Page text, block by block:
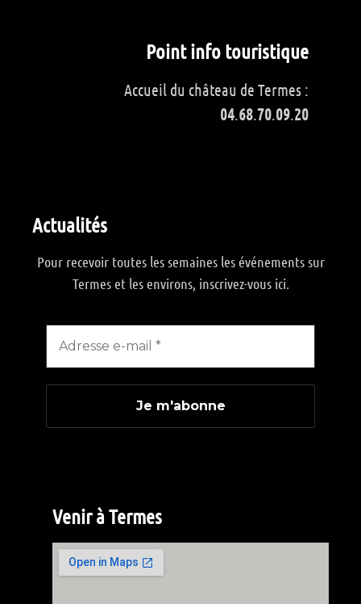
Point info touristique
Accueil du château de Termes :
04.68.70.09.20
Actualités
Pour recevoir toutes les semaines les événements sur
Termes et les environs, inscrivez-vous ici.
Venir à Termes